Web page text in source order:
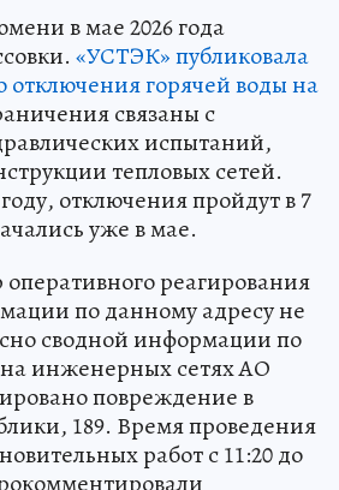
в мае 2026 года
«УСТЭК» публиковала
отключения горячей воды на
связаны с
испытаний,
тепловых сетей.
отключения пройдут в 7
уже в мае.
реагирования
по данному адресу не
сводной информации по
инженерных сетях АО
повреждение в
189. Время проведения
работ с 11:20 до